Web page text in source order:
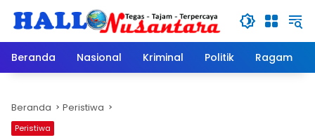
Beranda
Nasional Kriminal Politik Ragam
Beranda Peristiwa
Peristiwa